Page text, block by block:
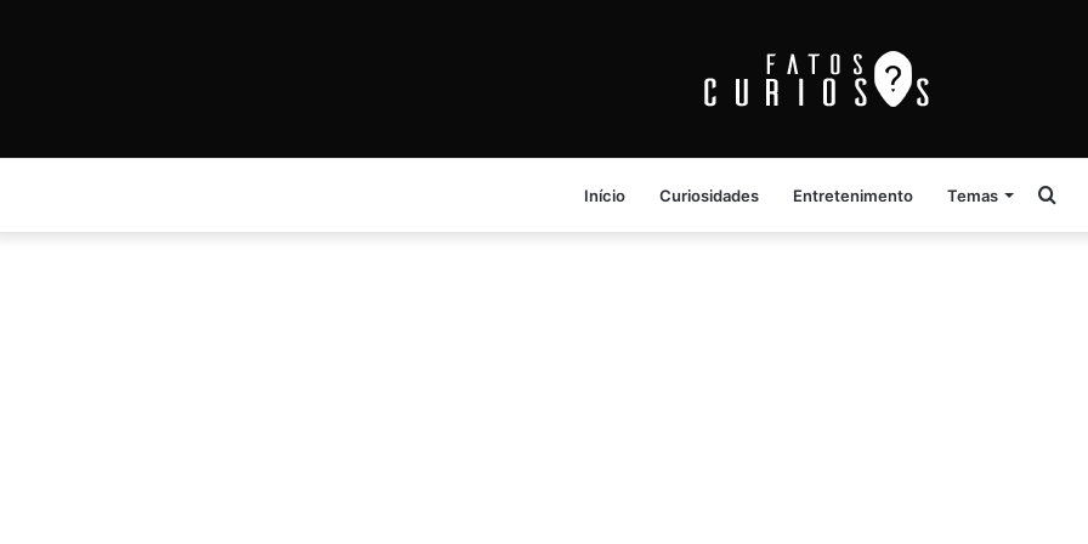
Início Curiosidades Entretenimento Temas